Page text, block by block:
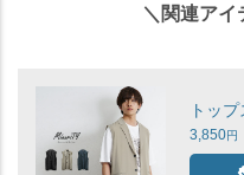
＼関連アイ
3,850